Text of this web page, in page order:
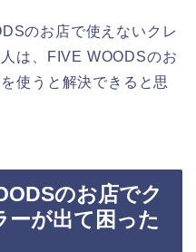
のお店で使えないクレ
は、FIVE WOODSのお
使うと解決できると思
のお店でク
ーが出て困った